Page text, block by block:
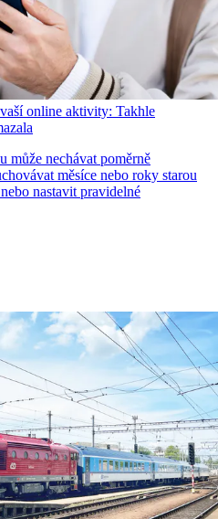
online aktivity: Takhle
může nechávat poměrně
měsíce nebo roky starou
nastavit pravidelné